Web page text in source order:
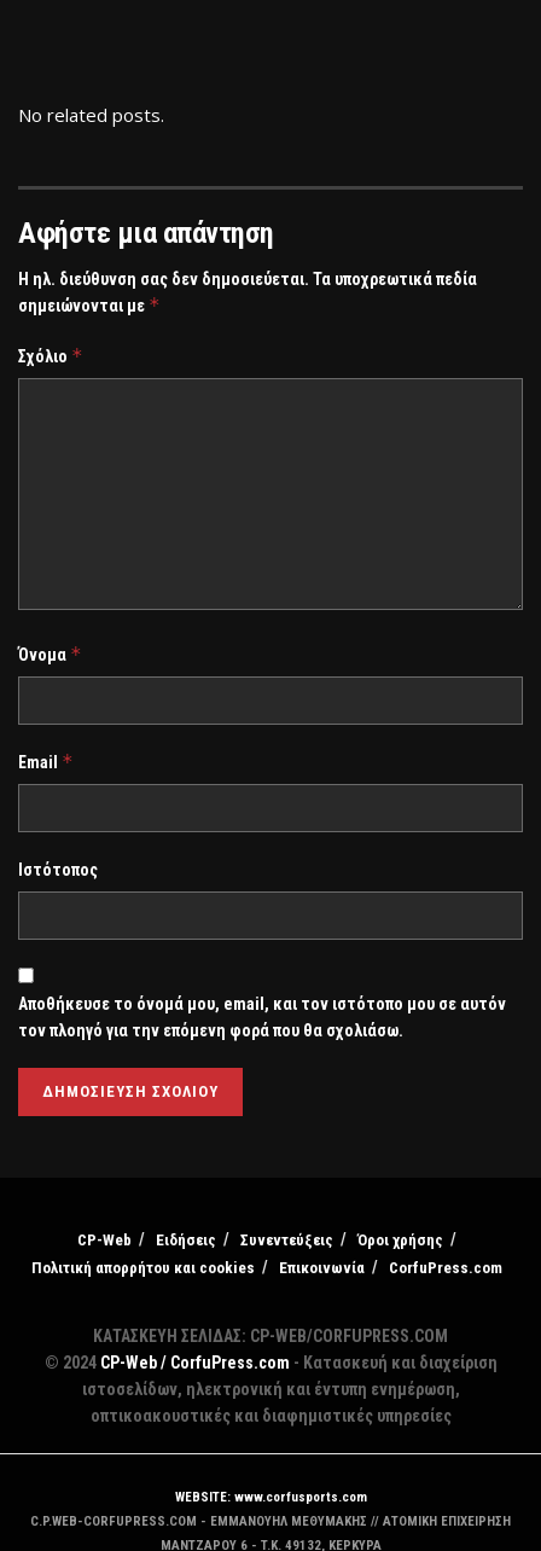
No related posts.
Αφήστε μια απάντηση
Η ηλ. διεύθυνση σας δεν δημοσιεύεται. Τα υποχρεωτικά πεδία
σημειώνονται με *
Σχόλιο *
Όνομα *
Email *
Ιστότοπος
Αποθήκευσε το όνομά μου, email, και τον ιστότοπο μου σε αυτόν
τον πλοηγό για την επόμενη φορά που θα σχολιάσω.
CP-Web Ειδήσεις Συνεντεύξεις
Όροι χρήσης
Πολιτική απορρήτου και cookies
Επικοινωνία CorfuPress.com
ΚΑΤΑΣΚΕΥΗ ΣΕΛΙΔΑΣ: CP-WEB/CORFUPRESS.COM
© 2024 CP-Web / CorfuPress.com - Κατασκευή και διαχείριση
ιστοσελίδων, ηλεκτρονική και έντυπη ενημέρωση,
οπτικοακουστικές και διαφημιστικές υπηρεσίες
WEBSITE: www.corfusports.com
C.P.WEB-CORFUPRESS.COM - ΕΜΜΑΝΟΥΗΛ ΜΕΘΥΜΑΚΗΣ // ΑΤΟΜΙΚΗ ΕΠΙΧΕΙΡΗΣΗ
MANTZAΡΟΥ 6 - T.K. 49132, ΚΕΡΚΥΡΑ